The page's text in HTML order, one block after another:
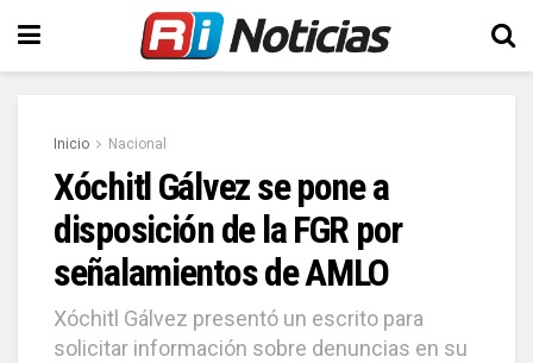
Inicio Nacional
Xóchitl Gálvez se pone a
disposición de la FGR por
señalamientos de AMLO
Xóchitl Gálvez presentó un escrito para
solicitar información sobre denuncias en su